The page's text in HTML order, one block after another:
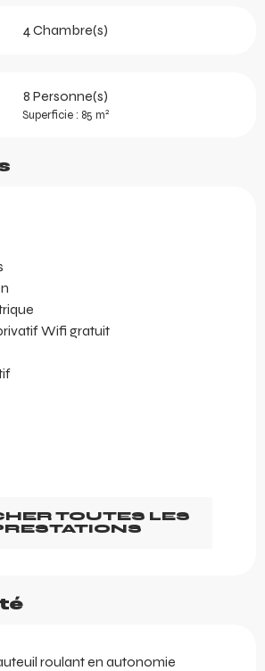
4 Chambre(s)
8 Personne(s)
Superficie : 85 m2
Wifi gratuit
TOUTES LES
roulant en autonomie